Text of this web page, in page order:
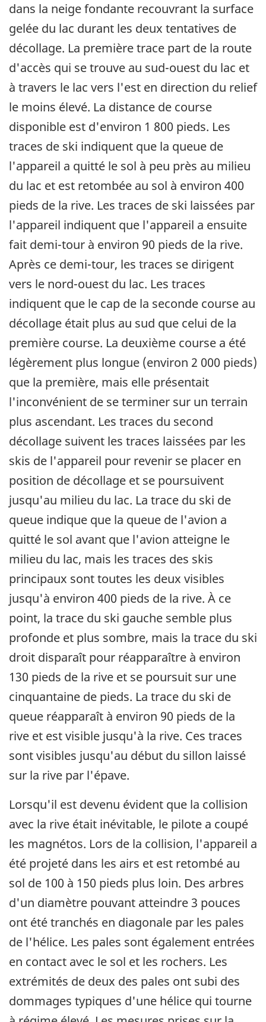
dans la neige fondante recouvrant la surface
gelée du lac durant les deux tentatives de
décollage. La première trace part de la route
d'accès qui se trouve au sud-ouest du lac et
à travers le lac vers l'est en direction du relief
le moins élevé. La distance de course
disponible est d'environ 1 800 pieds. Les
traces de ski indiquent que la queue de
l'appareil a quitté le sol à peu près au milieu
du lac et est retombée au sol à environ 400
pieds de la rive. Les traces de ski laissées par
l'appareil indiquent que l'appareil a ensuite
fait demi-tour à environ 90 pieds de la rive.
Après ce demi-tour, les traces se dirigent
vers le nord-ouest du lac. Les traces
indiquent que le cap de la seconde course au
décollage était plus au sud que celui de la
première course. La deuxième course a été
légèrement plus longue (environ 2 000 pieds)
que la première, mais elle présentait
l'inconvénient de se terminer sur un terrain
plus ascendant. Les traces du second
décollage suivent les traces laissées par les
skis de l'appareil pour revenir se placer en
position de décollage et se poursuivent
jusqu'au milieu du lac. La trace du ski de
queue indique que la queue de l'avion a
quitté le sol avant que l'avion atteigne le
milieu du lac, mais les traces des skis
principaux sont toutes les deux visibles
jusqu'à environ 400 pieds de la rive. À ce
point, la trace du ski gauche semble plus
profonde et plus sombre, mais la trace du ski
droit disparaît pour réapparaître à environ
130 pieds de la rive et se poursuit sur une
cinquantaine de pieds. La trace du ski de
queue réapparaît à environ 90 pieds de la
rive et est visible jusqu'à la rive. Ces traces
sont visibles jusqu'au début du sillon laissé
sur la rive par l'épave.
Lorsqu'il est devenu évident que la collision
avec la rive était inévitable, le pilote a coupé
les magnétos. Lors de la collision, l'appareil a
été projeté dans les airs et est retombé au
sol de 100 à 150 pieds plus loin. Des arbres
d'un diamètre pouvant atteindre 3 pouces
ont été tranchés en diagonale par les pales
de l'hélice. Les pales sont également entrées
en contact avec le sol et les rochers. Les
extrémités de deux des pales ont subi des
dommages typiques d'une hélice qui tourne